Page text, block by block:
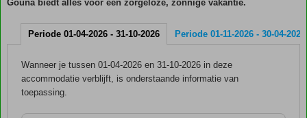
Gouna biedt alles voor een zorgeloze, zonnige vakantie.
Periode 01-04-2026 - 31-10-2026 Periode 01-11-2026 - 30-04-2027
Wanneer je tussen 01-04-2026 en 31-10-2026 in deze
accommodatie verblijft, is onderstaande informatie van
toepassing.